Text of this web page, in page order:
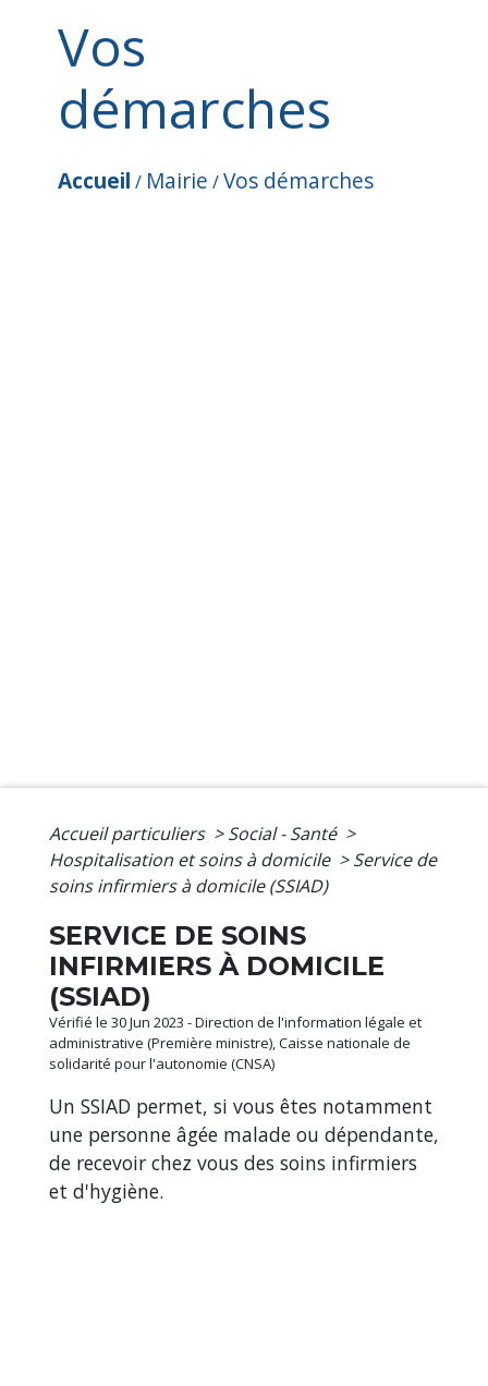
Vos
démarches
Accueil / Mairie /Vos démarches
Accueil particuliers > Social - Santé >
Hospitalisation et soins à domicile > Service de
soins infirmiers à domicile (SSIAD)
SERVICE DE SOINS
INFIRMIERS À DOMICILE
(SSIAD)
Vérifié le 30 Jun 2023 - Direction de l'information légale et
administrative (Première ministre), Caisse nationale de
solidarité pour l'autonomie (CNSA)
Un SSIAD permet, si vous êtes notamment
une personne âgée malade ou dépendante,
de recevoir chez vous des soins infirmiers
et d'hygiène.